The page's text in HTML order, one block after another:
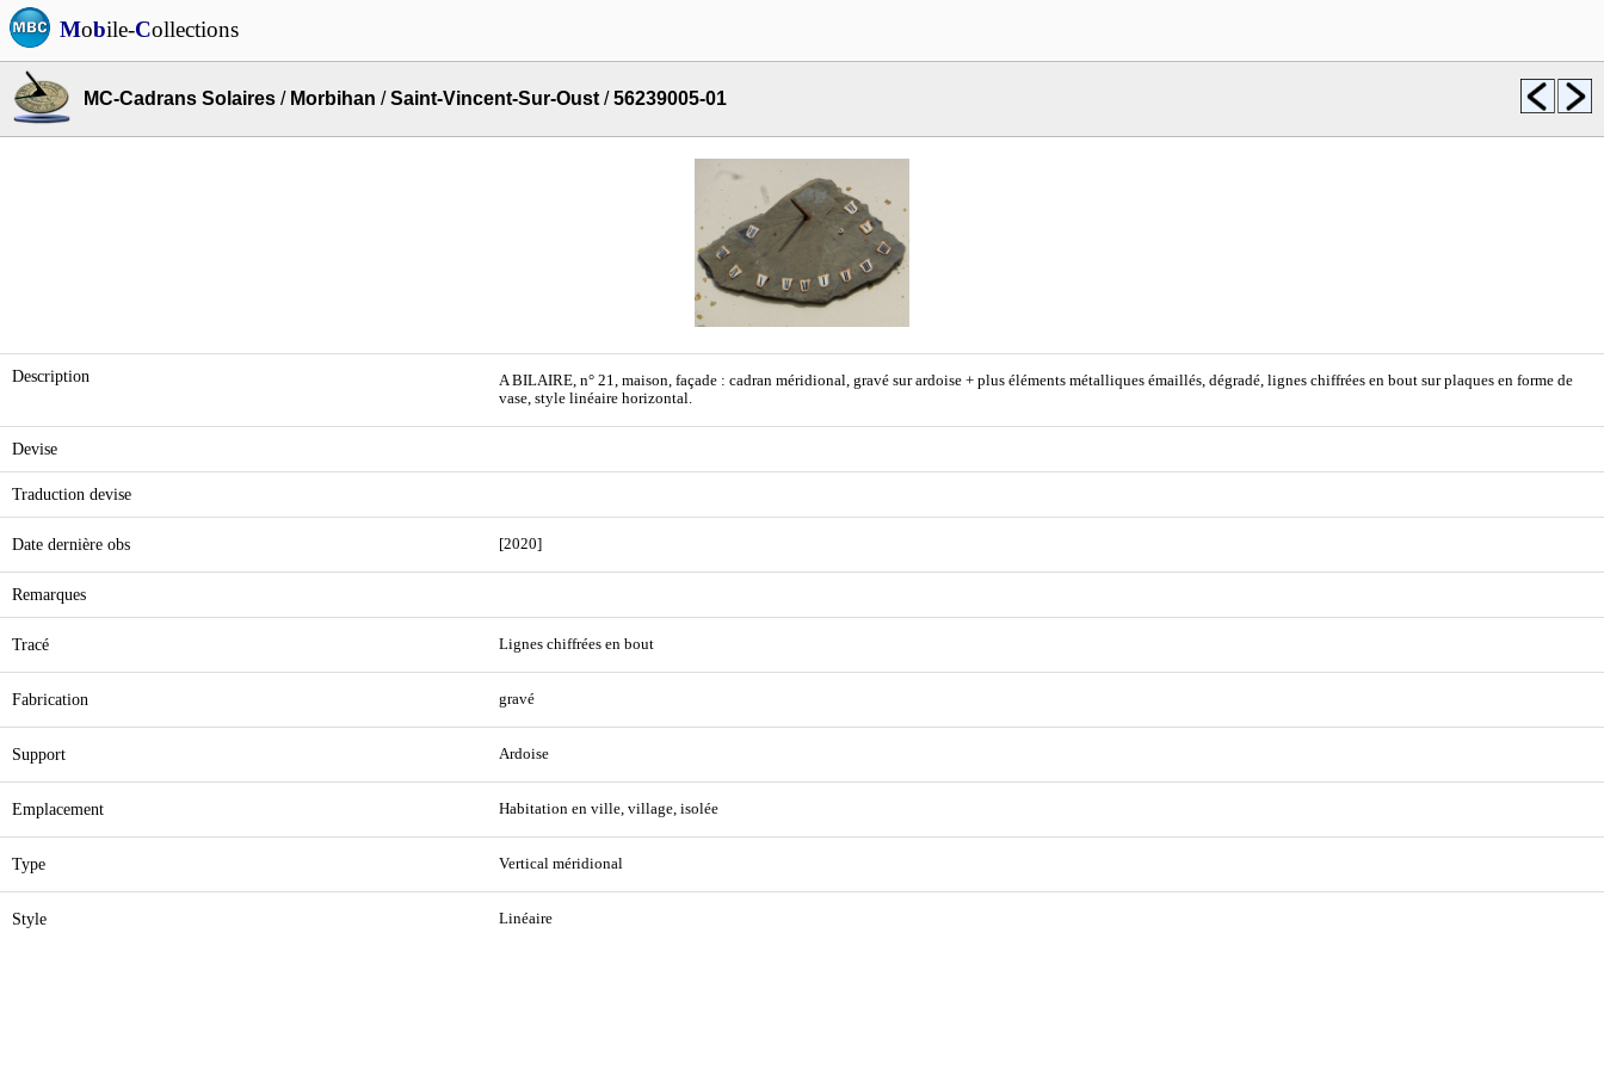
Mobile-Collections
MC-Cadrans Solaires / Morbihan /Saint-Vincent-Sur-Oust /56239005-01
Description
A BILAIRE, n° 21, maison, façade : cadran méridional, gravé sur ardoise + plus éléments métalliques émaillés, dégradé, lignes chiffrées en bout sur plaques en forme de
vase, style linéaire horizontal.
Devise
Traduction devise
Date dernière obs [2020]
Remarques
Tracé Lignes chiffrées en bout
Fabrication gravé
Support Ardoise
Emplacement Habitation en ville, village, isolée
Type Vertical méridional
Style Linéaire